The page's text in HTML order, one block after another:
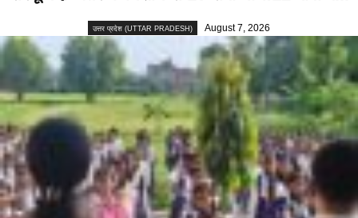
उत्तर प्रदेश (UTTAR PRADESH) August 7, 2026